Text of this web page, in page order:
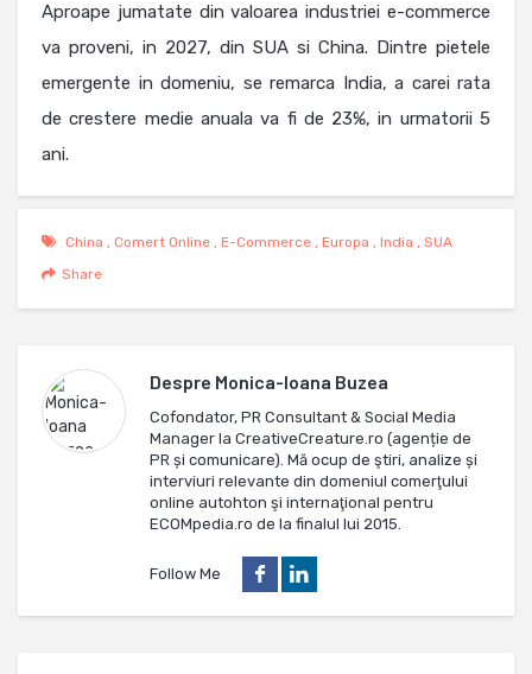
Aproape jumatate din valoarea industriei e-commerce
va proveni, in 2027, din SUA si China. Dintre pietele
emergente in domeniu, se remarca India, a carei rata
de crestere medie anuala va fi de 23%, in urmatorii 5
ani.
China , Comert Online , E-Commerce , Europa , India , SUA
Share
Despre Monica-Ioana Buzea
Cofondator, PR Consultant & Social Media
Manager la CreativeCreature.ro (agenție de
PR și comunicare). Mă ocup de ştiri, analize și
interviuri relevante din domeniul comerţului
online autohton şi internaţional pentru
ECOMpedia.ro de la finalul lui 2015.
Follow Me